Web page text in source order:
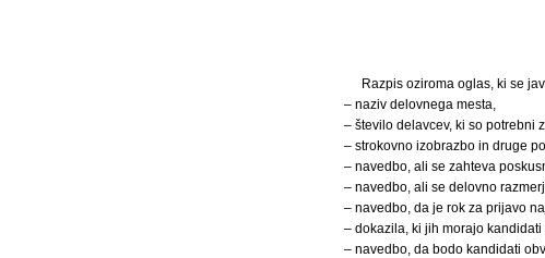
Razpis oziroma oglas, ki se
– naziv delovnega mesta,
– število delavcev, ki so potrebni
– strokovno izobrazbo in druge
– navedbo, ali se zahteva
– navedbo, ali se delovno
– navedbo, da je rok za prijavo
– dokazila, ki jih morajo kandidati
– navedbo, da bodo kandidati